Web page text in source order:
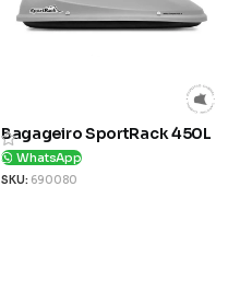
Bagageiro SportRack 450L
WhatsApp
SKU: 690080